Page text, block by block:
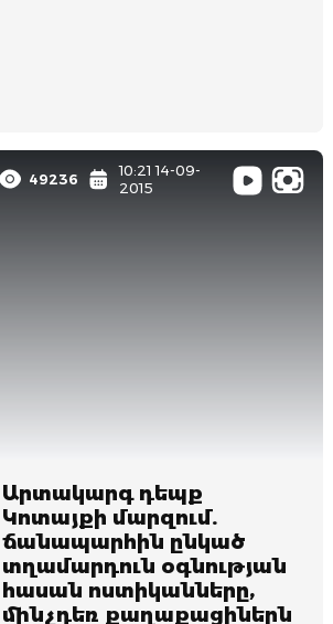
49236
10:21 14-09-
2015
Արտակարգ դեպք
Կոտայքի մարզում.
ճանապարհին ընկած
տղամարդուն օգնության
հասան ոստիկանները,
մինչդեռ քաղաքացիներն